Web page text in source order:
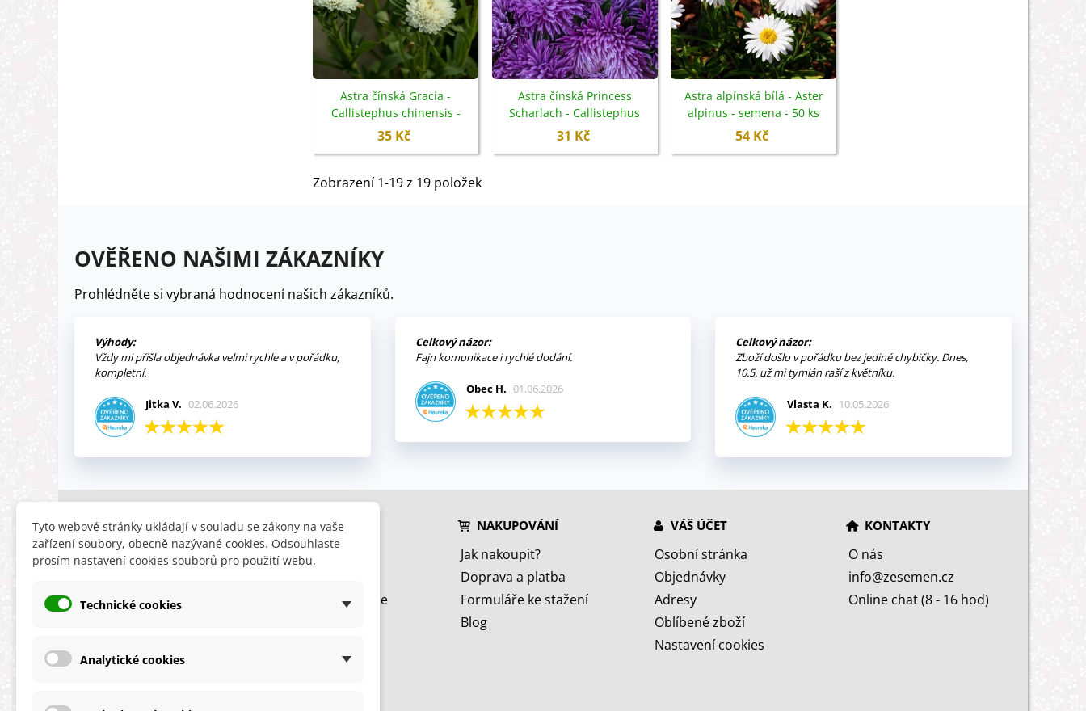
Astra čínská Gracia -
Callistephus chinensis -
semena - 150 ks
35 Kč
Astra čínská Princess
Scharlach - Callistephus
chinensis - semena - 50 ks
31 Kč
Astra alpínská bílá - Aster
alpinus - semena - 50 ks
54 Kč
Zobrazení 1-19 z 19 položek
OVĚŘENO NAŠIMI ZÁKAZNÍKY
Prohlédněte si vybraná hodnocení našich zákazníků.
Výhody:
Vždy mi přišla objednávka velmi rychle a v pořádku,
kompletní.
Jitka V. 02.06.2026
Celkový názor:
Fajn komunikace i rychlé dodání.
Obec H. 01.06.2026
Celkový názor:
Zboží došlo v pořádku bez jediné chybičky. Dnes,
10.5. už mi tymián raší z květníku.
Vlasta K. 10.05.2026
INFORMACE
Obchodní podmínky
Ochrana osobních údajů
HLEDÁTE
Slevy
Nyní doporučujeme
NAKUPOVÁNÍ
Jak nakoupit?
Doprava a platba
Formuláře ke stažení
Blog
VÁŠ ÚČET
Osobní stránka
Objednávky
Adresy
Oblíbené zboží
Nastavení cookies
KONTAKTY
O nás
info@zesemen.cz
Online chat (8 - 16 hod)
Tyto webové stránky ukládají v souladu se zákony na vaše
zařízení soubory, obecně nazývané cookies. Odsouhlaste
prosím nastavení cookies souborů pro použití webu.
Technické cookies
Analytické cookies